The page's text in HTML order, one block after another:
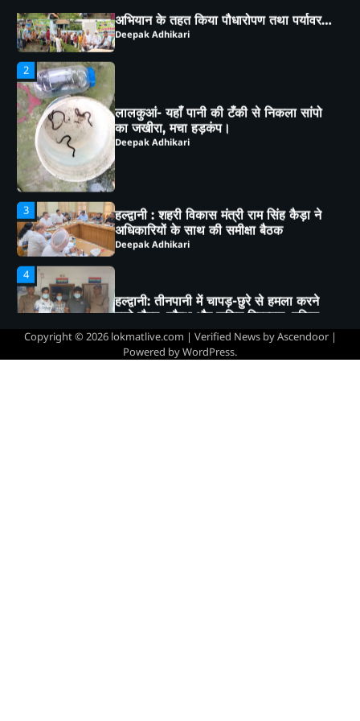
अभियान के तहत किया पौधारोपण तथा पर्यावरण
संरक्षण का लिया संकल्प
Deepak Adhikari
2
लालकुआं- यहाँ पानी की टँकी से निकला सांपो
का जखीरा, मचा हड़कंप।
Deepak Adhikari
3
हल्द्वानी : शहरी विकास मंत्री राम सिंह कैड़ा ने
अधिकारियों के साथ की समीक्षा बैठक
Deepak Adhikari
4
हल्द्वानी: तीनपानी में चापड़-छुरे से हमला करने
वाले गौरव, सौरभ और सचिन गिरफ्तार, पुलिस ने
भेजा जेल
Copyright © 2026 lokmatlive.com | Verified News byAscendoor|
Powered byWordPress.